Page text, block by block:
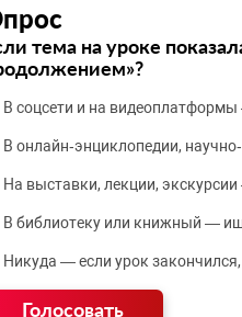
тема на уроке
В соцсети и на
В онлайн‑энциклопедии,
На выставки, лекции,
В библиотеку или книжный —
Никуда — если урок